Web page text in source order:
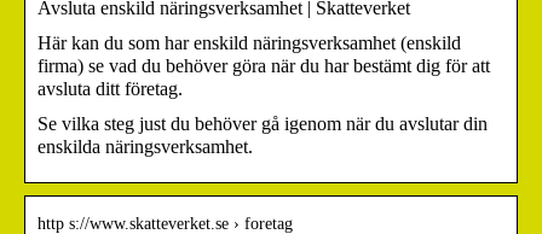
Avsluta enskild näringsverksamhet | Skatteverket
Här kan du som har enskild näringsverksamhet (enskild
firma) se vad du behöver göra när du har bestämt dig för att
avsluta ditt företag.
Se vilka steg just du behöver gå igenom när du avslutar din
enskilda näringsverksamhet.
http s://www.skatteverket.se › foretag